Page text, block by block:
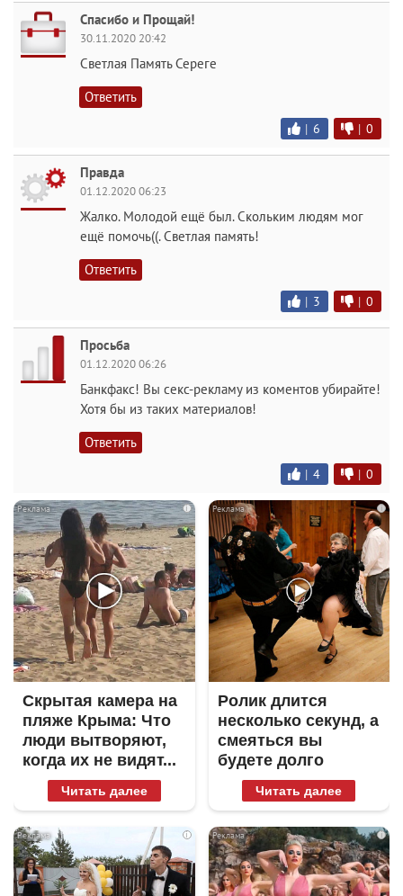
Спасибо и Прощай!
30.11.2020 20:42
Светлая Память Сереге
Ответить
| 6 | 0
Правда
01.12.2020 06:23
Жалко. Молодой ещё был. Скольким людям мог
ещё помочь((. Светлая память!
Ответить
| 3 | 0
Просьба
01.12.2020 06:26
Банкфакс! Вы секс-рекламу из коментов убирайте!
Хотя бы из таких материалов!
Ответить
| 4 | 0
i
Скрытая камера на
пляже Крыма: Что
люди вытворяют,
когда их не видят...
Читать далее
i
Ролик длится
несколько секунд, а
смеяться вы
будете долго
Читать далее
i i